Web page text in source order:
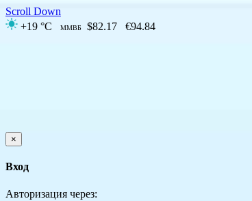
Scroll Down
+19 °C
ММВБ $82.17 €94.84
×
Вход
Авторизация через: